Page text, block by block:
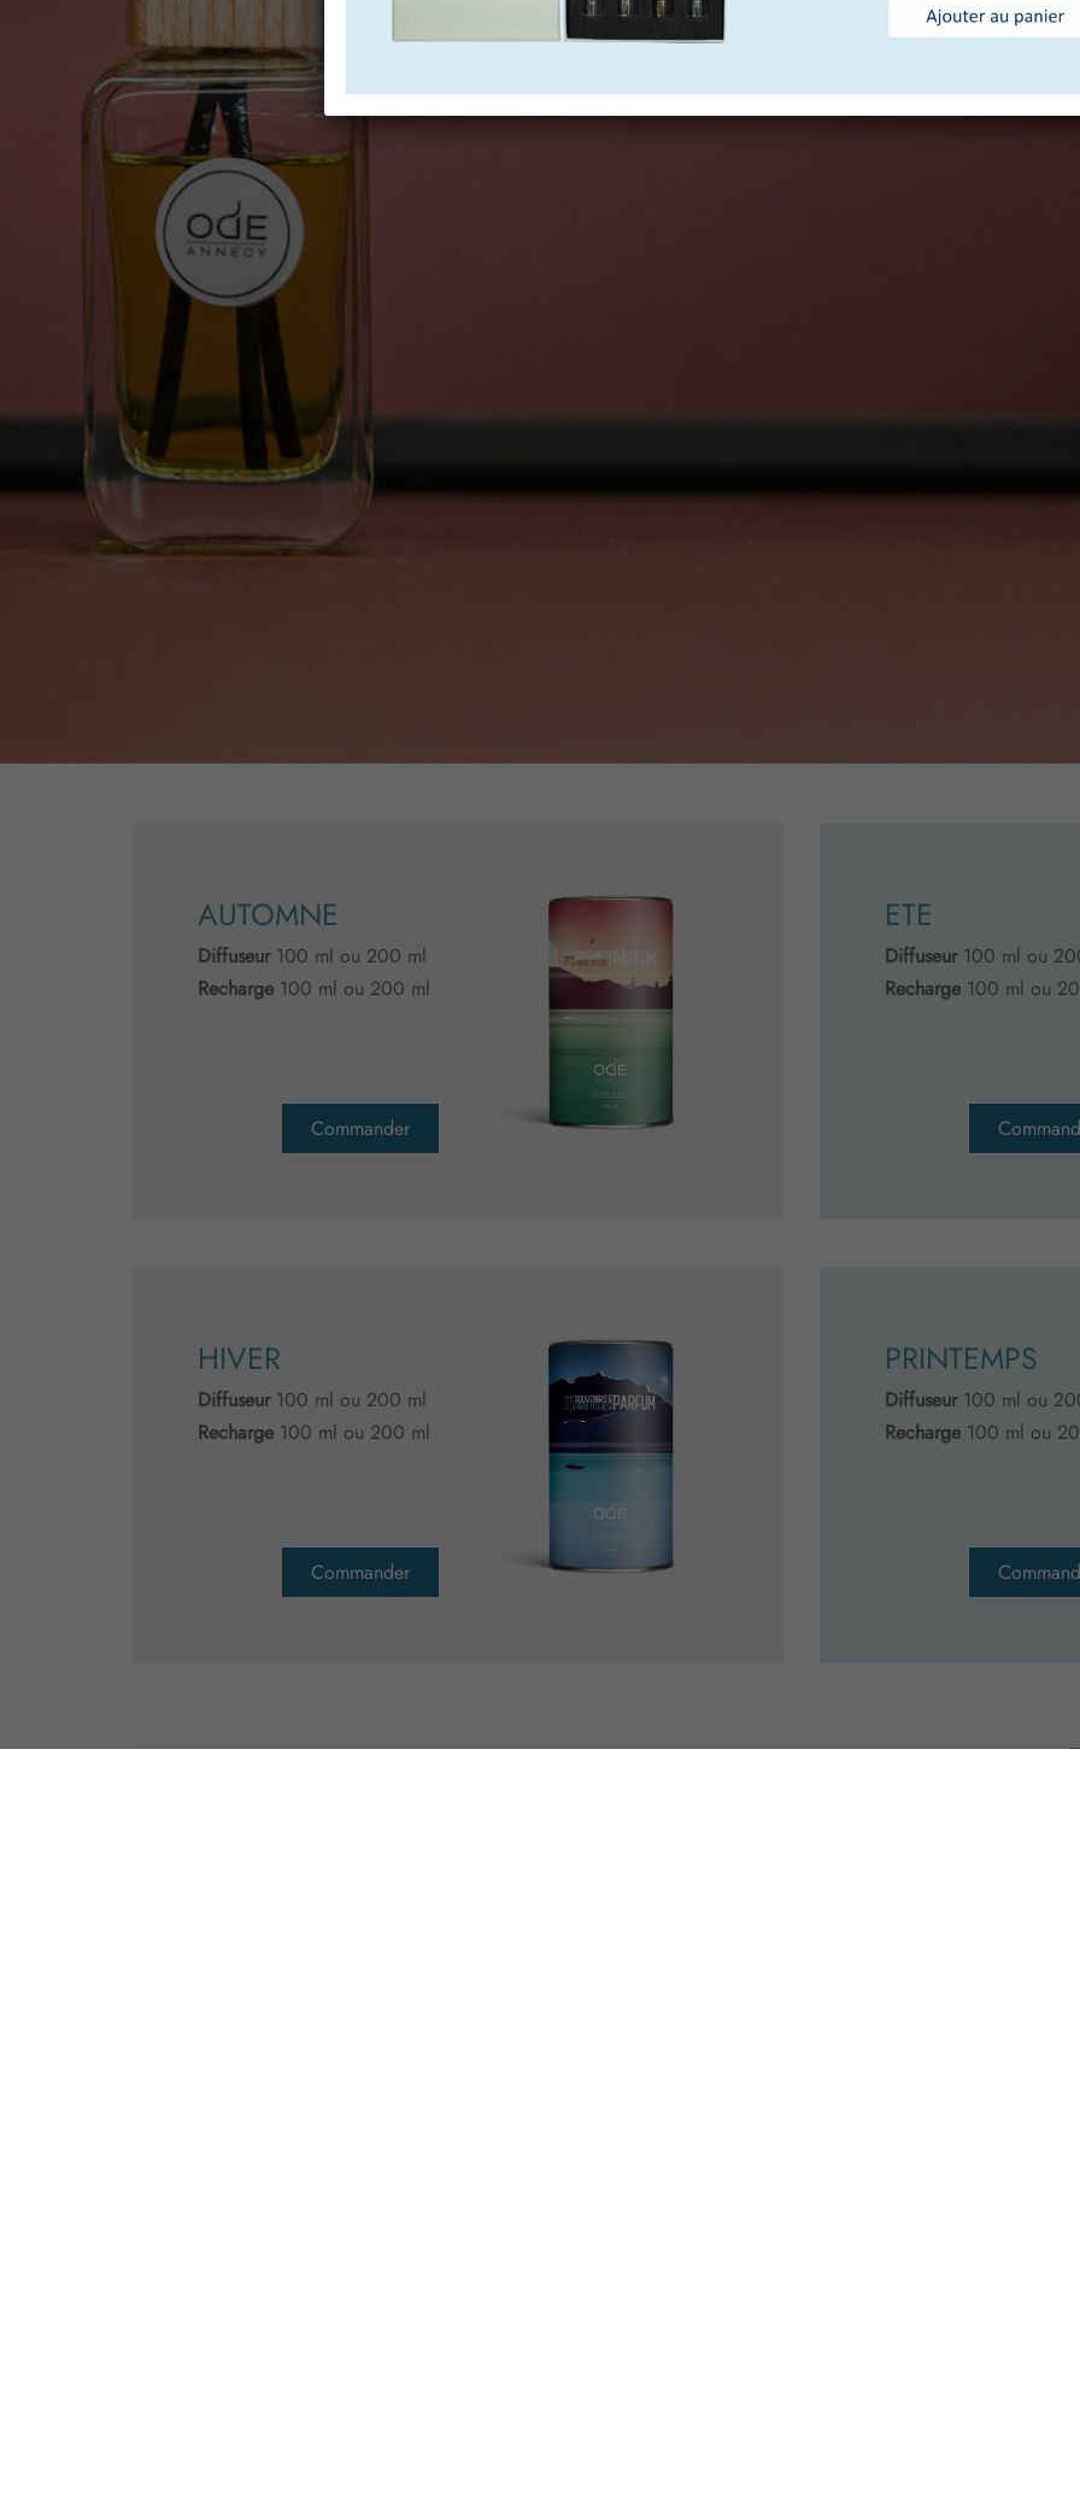
AUTOMNE
Diffuseur100 ml ou 200 ml
Recharge100 ml ou 200 ml
Commander
ETE
Diffuseur100 ml ou
Recharge100 ml ou
HIVER
Diffuseur100 ml ou 200 ml
Recharge100 ml ou 200 ml
Commander
PRINTEMPS
Diffuseur100 ml ou
Recharge100 ml ou